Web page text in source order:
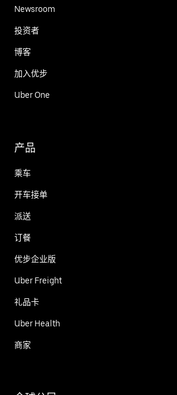
Newsroom
投资者
博客
加入优步
Uber One
产品
乘车
开车接单
派送
订餐
优步企业版
Uber Freight
礼品卡
Uber Health
商家